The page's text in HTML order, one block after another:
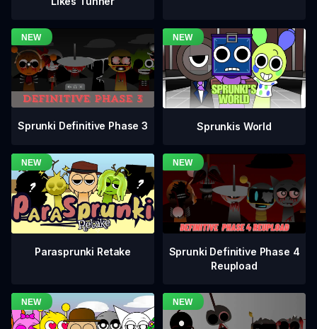
Sprunki Definitive Phase 3 Sprunkis World
Parasprunki Retake
Sprunki Definitive Phase 4
Reupload